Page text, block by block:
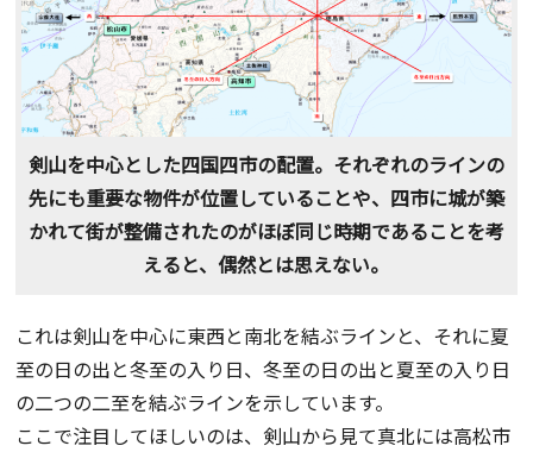
剣山を中心とした四国四市の配置。それぞれのラインの
先にも重要な物件が位置していることや、四市に城が築
かれて街が整備されたのがほぼ同じ時期であることを考
えると、偶然とは思えない。
これは剣山を中心に東西と南北を結ぶラインと、それに夏
至の日の出と冬至の入り日、冬至の日の出と夏至の入り日
の二つの二至を結ぶラインを示しています。
ここで注目してほしいのは、剣山から見て真北には高松市